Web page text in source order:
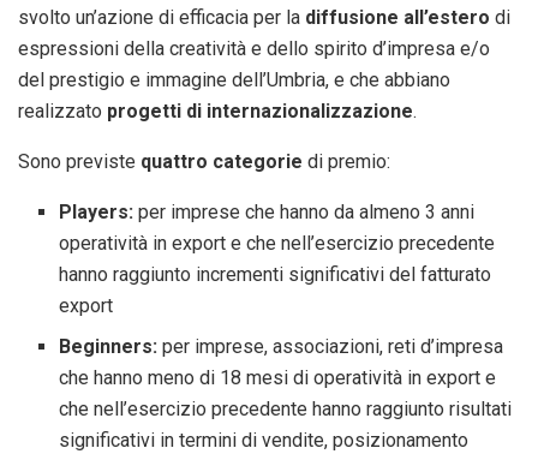
svolto un’azione di efficacia per la diffusione all’estero di
espressioni della creatività e dello spirito d’impresa e/o
del prestigio e immagine dell’Umbria, e che abbiano
realizzato progetti di internazionalizzazione.
Sono previste quattro categorie di premio:
Players: per imprese che hanno da almeno 3 anni
operatività in export e che nell’esercizio precedente
hanno raggiunto incrementi significativi del fatturato
export
Beginners: per imprese, associazioni, reti d’impresa
che hanno meno di 18 mesi di operatività in export e
che nell’esercizio precedente hanno raggiunto risultati
significativi in termini di vendite, posizionamento